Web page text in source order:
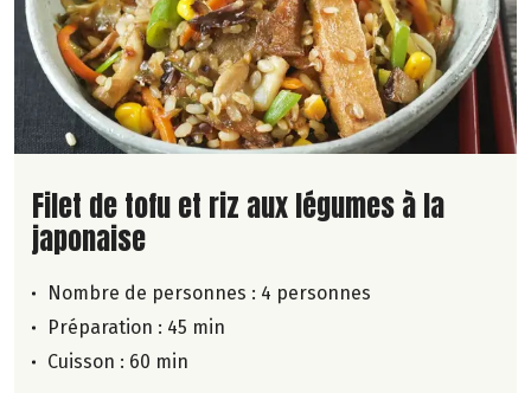
Lire la suite de la recette
Filet de tofu et riz aux légumes à la
japonaise
Nombre de personnes : 4 personnes
Préparation : 45 min
Cuisson : 60 min